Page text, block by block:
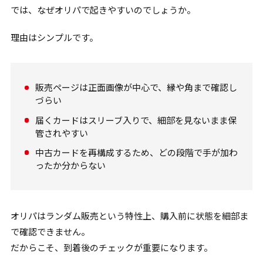
では、なぜオリパで起きやすいのでしょうか。
理由はシンプルです。
販売ページは正面画像が中心で、縁や角まで確認し
づらい
届くカードはスリーブ入りで、細部を見ないまま保
管されやすい
中古カードを再構成するため、どの段階で手が加わ
ったか分からない
オリパはランダム販売という特性上、購入前に状態を細部ま
で確認できません。
だからこそ、到着後のチェックが重要になります。